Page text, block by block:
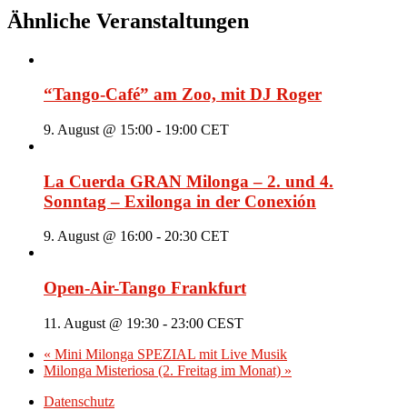
Ähnliche Veranstaltungen
“Tango-Café” am Zoo, mit DJ Roger
9. August @ 15:00 - 19:00 CET
La Cuerda GRAN Milonga – 2. und 4.
Sonntag – Exilonga in der Conexión
9. August @ 16:00 - 20:30 CET
Open-Air-Tango Frankfurt
11. August @ 19:30 - 23:00 CEST
« Mini Milonga SPEZIAL mit Live Musik
Milonga Misteriosa (2. Freitag im Monat) »
Datenschutz